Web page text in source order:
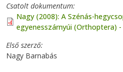
Csatolt dokumentum
Nagy (2008): A Szénás-
egyenesszárnyúi (Orthoptera) -
Első szerző
Nagy Barnabás